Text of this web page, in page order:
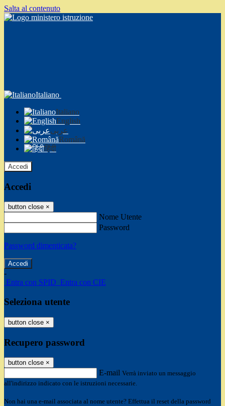
Salta al contenuto
Italiano
Italiano
English
عربى
Română
हिंदी
Accedi
Accedi
button close ×
Nome Utente
Password
Password dimenticata?
-
Entra con SPID Entra con CIE
Seleziona utente
button close ×
Recupero password
button close ×
E-mail Verrà inviato un messaggio
all'indirizzo indicato con le istruzioni necessarie.
Non hai una e-mail associata al nome utente? Effettua il reset della password